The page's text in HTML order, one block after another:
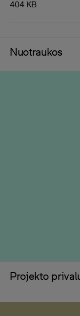
404 KB
Nuotraukos
Projekto